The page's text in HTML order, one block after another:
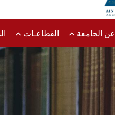
عن الجامعة القطاعـات